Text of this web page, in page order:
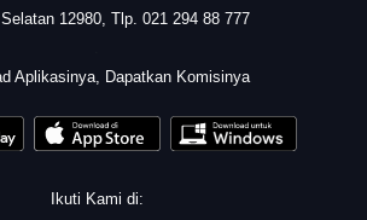
12980, Tlp. 021 294 88 777
Aplikasinya, Dapatkan Komisinya
Ikuti Kami di: